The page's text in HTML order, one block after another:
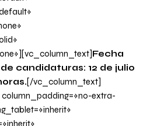
Fecha
candidaturas: 12 de julio
[/vc_column_text]
extra-